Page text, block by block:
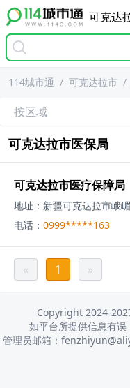
可克达
114城市通 / 可克达拉市 /
按区域
可克达拉市医保局
可克达拉市医疗保障局
地址： 新疆可克达拉市峨
电话： 0999*****163
« 1 »
Copyright 2024-
如平台所提供信息有误
管理员邮箱：